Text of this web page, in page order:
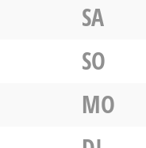
SA
SO
MO